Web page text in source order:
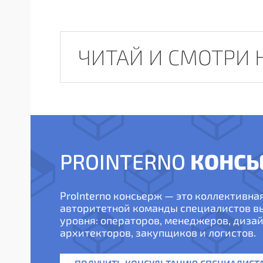
ЧИТАЙ И СМОТРИ
PROINTERNO
ProInterno консьерж — это
авторитетной команды специалистов
уровня: операторов, менеджеров,
архитекторов, закупщиков и логистов.